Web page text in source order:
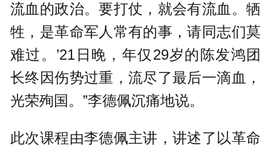
流血的政治。要打仗，就会有流血。牺
牲，是革命军人常有的事，请同志们莫
难过。’21日晚，年仅29岁的陈发鸿团
长终因伤势过重，流尽了最后一滴血，
光荣殉国。”李德佩沉痛地说。
此次课程由李德佩主讲，讲述了以革命